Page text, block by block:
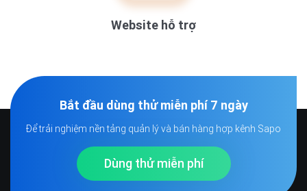
Dầu Một, TP. HCM
25 QL50 khu phố 2, phường Mỹ Phong, Đồng Tháp
16 Lê Văn Tám, phường Long Châu, tỉnh Vĩnh Long
668 Đường 3/2, phường Rạch Giá, tỉnh An Giang
Website hỗ trợ
Bắt đầu dùng thử miễn phí 7 ngày
Để trải nghiệm nền tảng quản lý và bán hàng hợp kênh Sapo
Dùng thử miễn phí